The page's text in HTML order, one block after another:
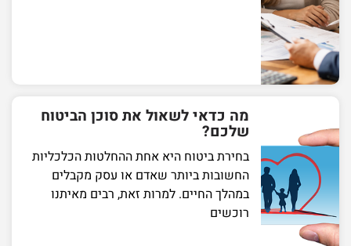
מה כדאי לשאול את סוכן הביטוח
שלכם?
בחירת ביטוח היא אחת ההחלטות הכלכליות
החשובות ביותר שאדם או עסק מקבלים
במהלך החיים. למרות זאת, רבים מאיתנו
רוכשים